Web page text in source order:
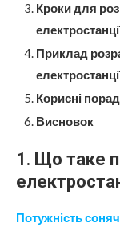
Кроки для
Приклад
Корисні
Висновок
1. Що таке
Потужність